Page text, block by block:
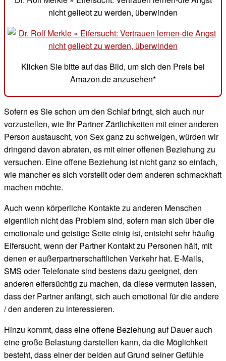
nicht geliebt zu werden, überwinden
Klicken Sie bitte auf das Bild, um sich den Preis bei
Amazon.de anzusehen*
Sofern es Sie schon um den Schlaf bringt, sich auch nur
vorzustellen, wie Ihr Partner Zärtlichkeiten mit einer anderen
Person austauscht, von Sex ganz zu schweigen, würden wir
dringend davon abraten, es mit einer offenen Beziehung zu
versuchen. Eine offene Beziehung ist nicht ganz so einfach,
wie mancher es sich vorstellt oder dem anderen schmackhaft
machen möchte.
Auch wenn körperliche Kontakte zu anderen Menschen
eigentlich nicht das Problem sind, sofern man sich über die
emotionale und geistige Seite einig ist, entsteht sehr häufig
Eifersucht, wenn der Partner Kontakt zu Personen hält, mit
denen er außerpartnerschaftlichen Verkehr hat. E-Mails,
SMS oder Telefonate sind bestens dazu geeignet, den
anderen eifersüchtig zu machen, da diese vermuten lassen,
dass der Partner anfängt, sich auch emotional für die andere
/ den anderen zu interessieren.
Hinzu kommt, dass eine offene Beziehung auf Dauer auch
eine große Belastung darstellen kann, da die Möglichkeit
besteht, dass einer der beiden auf Grund seiner Gefühle